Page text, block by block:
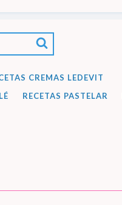
CREMAS LEDEVIT
RECETAS PASTELAR